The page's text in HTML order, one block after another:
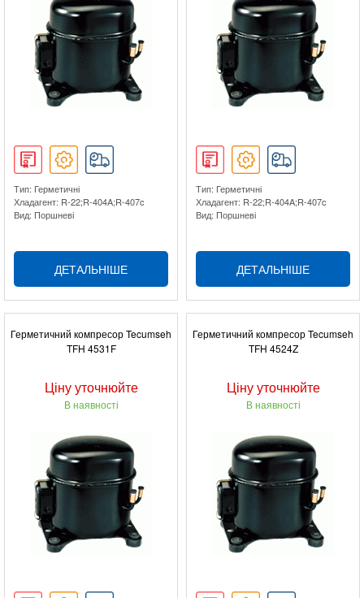
Тип: Герметичні
Хладагент: R-22;R-404A;R-407c
Вид: Поршневі
ДЕТАЛЬНІШЕ
Тип: Герметичні
Хладагент: R-22;R-404A;R-407c
Вид: Поршневі
ДЕТАЛЬНІШЕ
Герметичний компресор Tecumseh
TFH 4531F
Ціну уточнюйте
В наявності
Герметичний компресор Tecumseh
TFH 4524Z
Ціну уточнюйте
В наявності